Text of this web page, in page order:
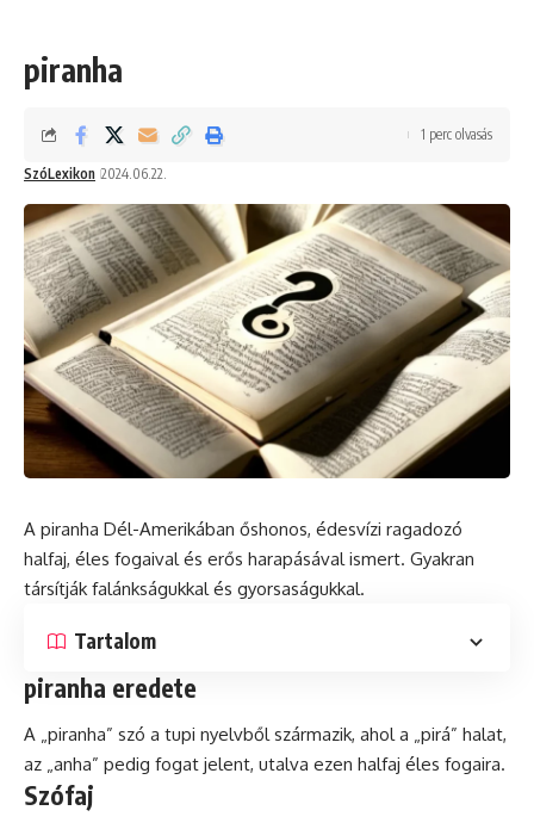
piranha
SzóLexikon 2024.06.22.
1 perc olvasás
A piranha Dél-Amerikában őshonos, édesvízi ragadozó
halfaj, éles fogaival és erős harapásával ismert. Gyakran
társítják falánkságukkal és gyorsaságukkal.
Tartalom
piranha eredete
A „piranha” szó a tupi nyelvből származik, ahol a „pirá” halat,
az „anha” pedig fogat jelent, utalva ezen halfaj éles fogaira.
Szófaj